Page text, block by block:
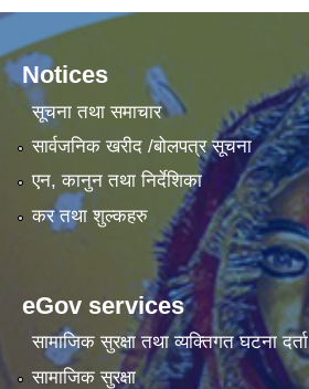
Notices
सूचना तथा समाचार
सार्वजनिक खरीद /बोलपत्र सूचना
एन, कानुन तथा निर्देशिका
कर तथा शुल्कहरु
eGov services
सामाजिक सुरक्षा तथा व्यक्तिगत घटना दर्ता
सामाजिक सुरक्षा